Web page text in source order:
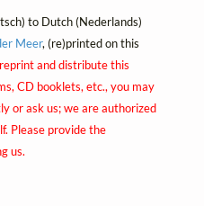
to Dutch (Nederlands)
Meer, (re)printed on this
and distribute this
CD booklets, etc., you may
or ask us; we are authorized
Please provide the
us.